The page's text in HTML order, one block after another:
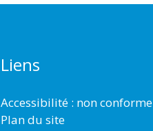
Liens
Accessibilité : non conforme
Plan du site